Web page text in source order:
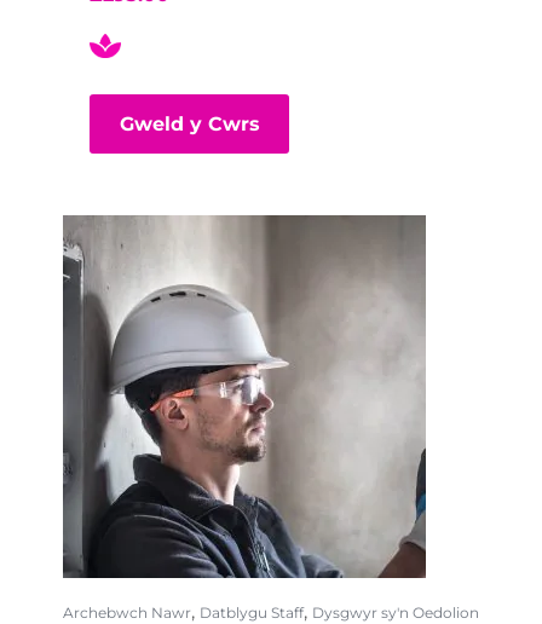
Gweld y Cwrs
Archebwch Nawr, Datblygu Staff, Dysgwyr sy'n Oedolion